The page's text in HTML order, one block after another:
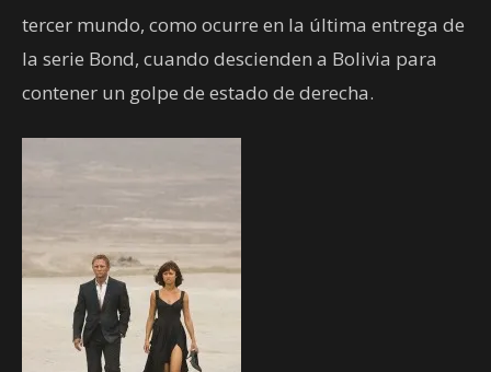
tercer mundo, como ocurre en la última entrega de
la serie Bond, cuando descienden a Bolivia para
contener un golpe de estado de derecha.